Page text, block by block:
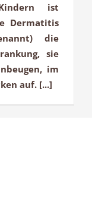
ist
Dermatitis
die
sie
im
auf. [...]